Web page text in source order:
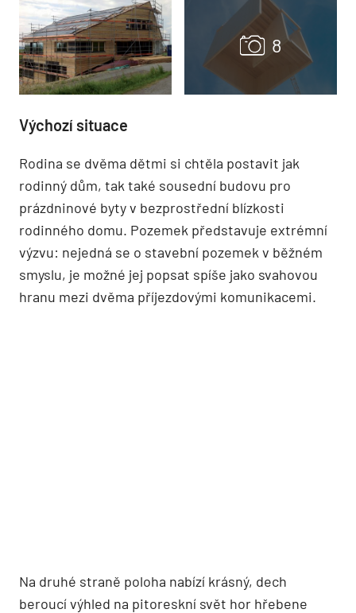
Výchozí situace
Rodina se dvěma dětmi si chtěla postavit jak
rodinný dům, tak také sousední budovu pro
prázdninové byty v bezprostřední blízkosti
rodinného domu. Pozemek představuje extrémní
výzvu: nejedná se o stavební pozemek v běžném
smyslu, je možné jej popsat spíše jako svahovou
hranu mezi dvěma příjezdovými komunikacemi.
Na druhé straně poloha nabízí krásný, dech
beroucí výhled na pitoreskní svět hor hřebene